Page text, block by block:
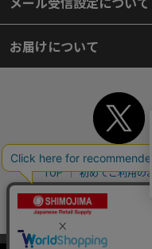
お届けについて
TOP 初めてご利用の
個人情報保護方針
よくあるご質問